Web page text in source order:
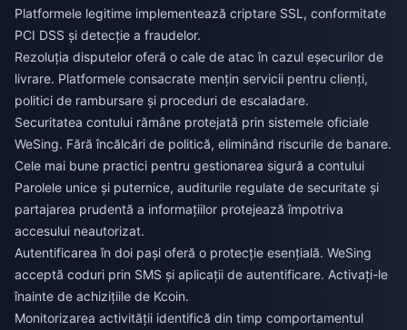
Platformele legitime implementează criptare SSL, conformitate
PCI DSS și detecție a fraudelor.
Rezoluția disputelor oferă o cale de atac în cazul eșecurilor de
livrare. Platformele consacrate mențin servicii pentru clienți,
politici de rambursare și proceduri de escaladare.
Securitatea contului rămâne protejată prin sistemele oficiale
WeSing. Fără încălcări de politică, eliminând riscurile de banare.
Cele mai bune practici pentru gestionarea sigură a contului
Parolele unice și puternice, auditurile regulate de securitate și
partajarea prudentă a informațiilor protejează împotriva
accesului neautorizat.
Autentificarea în doi pași oferă o protecție esențială. WeSing
acceptă coduri prin SMS și aplicații de autentificare. Activați-le
înainte de achizițiile de Kcoin.
Monitorizarea activității identifică din timp comportamentul